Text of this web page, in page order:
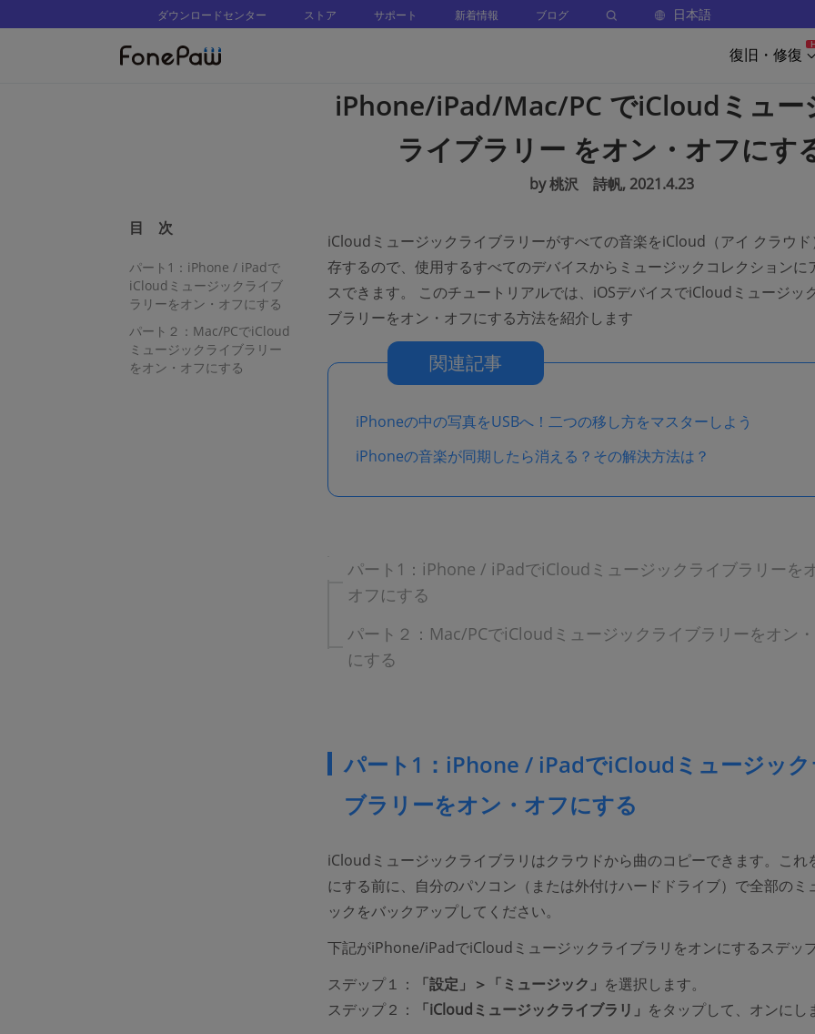
ダウンロードセンター ストア サポート 新着情報 ブログ 日本語
復旧・修復
iPhone/iPad/Mac/PC でiCloudミュー
ライブラリー をオン・オフにす
by 桃沢 詩帆, 2021.4.23
目 次
パート1：iPhone / iPadで
iCloudミュージックライブ
ラリーをオン・オフにする
パート２：Mac/PCでiCloud
ミュージックライブラリー
をオン・オフにする
iCloudミュージックライブラリーがすべての音楽をiCloud（アイ クラウド
存するので、使用するすべてのデバイスからミュージックコレクションに
スできます。 このチュートリアルでは、iOSデバイスでiCloudミュージッ
ブラリーをオン・オフにする方法を紹介します
関連記事
iPhoneの中の写真をUSBへ！二つの移し方をマスターしよう
iPhoneの音楽が同期したら消える？その解決方法は？
パート1：iPhone / iPadでiCloudミュージックライブラリーを
オフにする
パート２：Mac/PCでiCloudミュージックライブラリーをオン
にする
パート1：iPhone / iPadでiCloudミュージッ
ブラリーをオン・オフにする
iCloudミュージックライブラリはクラウドから曲のコピーできます。これ
にする前に、自分のパソコン（または外付けハードドライブ）で全部のミ
ックをバックアップしてください。
下記がiPhone/iPadでiCloudミュージックライブラリをオンにするスデッ
スデップ１：
「設定」＞「ミュージック」 を選択します。
スデップ２：
「iCloudミュージックライブラリ」 をタップして、オンにし